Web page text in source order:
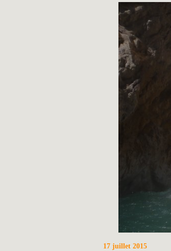
17 juillet 2015